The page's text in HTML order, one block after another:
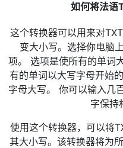
如何将法语
这个转换器可以用来对
变大小写。选择你电脑
项。 选项是使所有的单词
有的单词以大写字母开始
字母大写。 你可以输入几
字保持
使用这个转换器，可以将
其大小写。该转换器将为